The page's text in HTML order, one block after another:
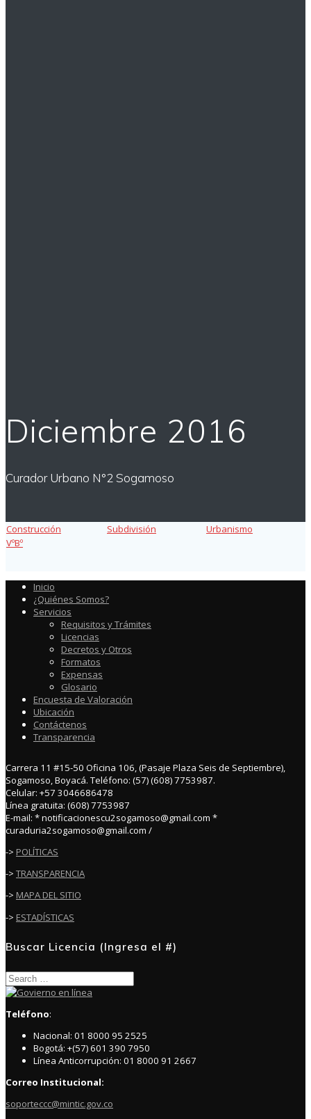
Diciembre 2016
Curador Urbano N°2 Sogamoso
Construcción Subdivisión
Urbanismo
VºBº
Inicio
¿Quiénes Somos?
Servicios
Requisitos y Trámites
Licencias
Decretos y Otros
Formatos
Expensas
Glosario
Encuesta de Valoración
Ubicación
Contáctenos
Transparencia
Carrera 11 #15-50 Oficina 106, (Pasaje Plaza Seis de Septiembre),
Sogamoso, Boyacá. Teléfono: (57) (608) 7753987.
Celular: +57 3046686478
Línea gratuita: (608) 7753987
E-mail: * notificacionescu2sogamoso@gmail.com *
curaduria2sogamoso@gmail.com /
-> POLÍTICAS
-> TRANSPARENCIA
-> MAPA DEL SITIO
-> ESTADÍSTICAS
Buscar Licencia (Ingresa el #)
Search
for:
Teléfono:
Nacional: 01 8000 95 2525
Bogotá: +(57) 601 390 7950
Línea Anticorrupción: 01 8000 91 2667
Correo Institucional:
soporteccc@mintic.gov.co